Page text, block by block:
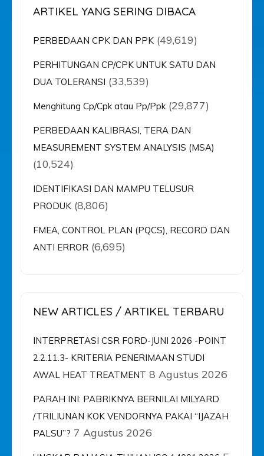
ARTIKEL YANG SERING DIBACA
PERBEDAAN CPK DAN PPK (49,619)
PERHITUNGAN CP/CPK UNTUK SATU DAN
DUA TOLERANSI (33,539)
Menghitung Cp/Cpk atau Pp/Ppk (29,877)
PERBEDAAN KALIBRASI, TERA DAN
MEASUREMENT SYSTEM ANALYSIS (MSA)
(10,524)
IDENTIFIKASI DAN MAMPU TELUSUR
PRODUK (8,806)
FMEA, CONTROL PLAN (PQCS), RECORD DAN
ANTI ERROR (6,695)
NEW ARTICLES / ARTIKEL TERBARU
INTERPRETASI CSR FORD-JUNI 2026 -POINT
2.2.11.3- KRITERIA PENERIMAAN STUDI
AWAL HEAT TREATMENT 8 Agustus 2026
PARAH INI: PABRIKNYA BERNILAI MILYARD
/TRILIUNAN KOK VENDORNYA PAKAI “IJAZAH
PALSU”? 7 Agustus 2026